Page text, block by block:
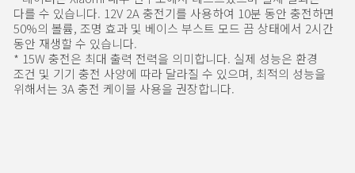
다를 수 있습니다. 12V 2A 충전기를 사용하여 10분 동안 충전하면
50%의 볼륨, 조명 효과 및 베이스 부스트 모드 끔 상태에서 2시간
동안 재생할 수 있습니다.
* 15W 충전은 최대 출력 전력을 의미합니다. 실제 성능은 환경
조건 및 기기 충전 사양에 따라 달라질 수 있으며, 최적의 성능을
위해서는 3A 충전 케이블 사용을 권장합니다.